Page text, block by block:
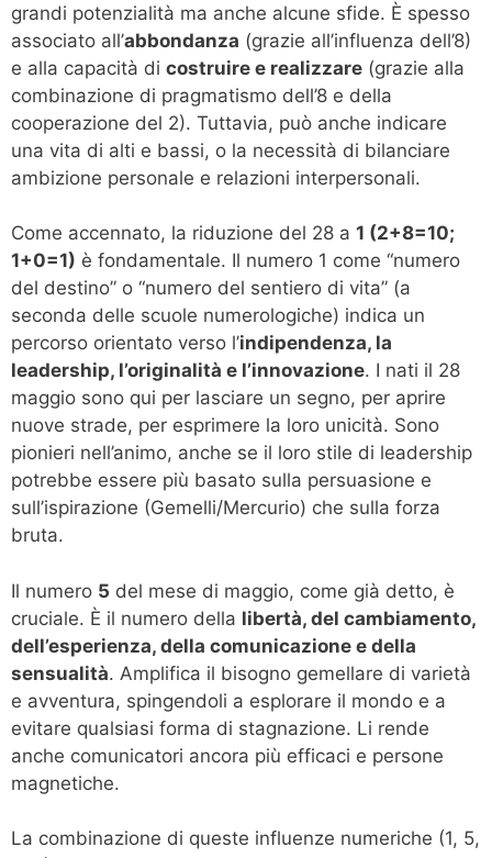
grandi potenzialità ma anche alcune sfide. È spesso
associato all’abbondanza (grazie all’influenza dell’8)
e alla capacità di costruire e realizzare (grazie alla
combinazione di pragmatismo dell’8 e della
cooperazione del 2). Tuttavia, può anche indicare
una vita di alti e bassi, o la necessità di bilanciare
ambizione personale e relazioni interpersonali.
Come accennato, la riduzione del 28 a 1 (2+8=10;
1+0=1) è fondamentale. Il numero 1 come “numero
del destino” o “numero del sentiero di vita” (a
seconda delle scuole numerologiche) indica un
percorso orientato verso l’indipendenza, la
leadership, l’originalità e l’innovazione. I nati il 28
maggio sono qui per lasciare un segno, per aprire
nuove strade, per esprimere la loro unicità. Sono
pionieri nell’animo, anche se il loro stile di leadership
potrebbe essere più basato sulla persuasione e
sull’ispirazione (Gemelli/Mercurio) che sulla forza
bruta.
Il numero 5 del mese di maggio, come già detto, è
cruciale. È il numero della libertà, del cambiamento,
dell’esperienza, della comunicazione e della
sensualità. Amplifica il bisogno gemellare di varietà
e avventura, spingendoli a esplorare il mondo e a
evitare qualsiasi forma di stagnazione. Li rende
anche comunicatori ancora più efficaci e persone
magnetiche.
La combinazione di queste influenze numeriche (1, 5,